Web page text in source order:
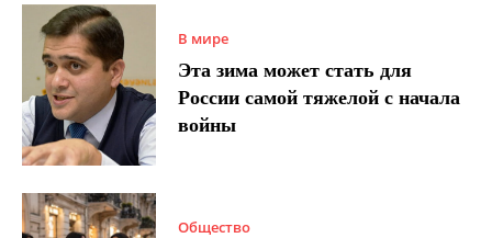
В мире
Эта зима может стать для
России самой тяжелой с начала
войны
Общество